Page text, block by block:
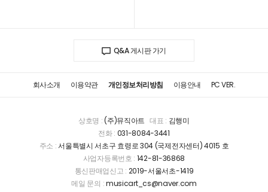
Q&A 게시판 가기
회사소개 이용약관 개인정보처리방침 이용안내 PC VER.
상호명 :(주)뮤직아트 대표 : 김행미
전화 : 031-8084-3441
주소 :서울특별시 서초구 효령로 304 (국제전자센터) 4015 호
사업자등록번호 : 142-81-36868
통신판매업신고 : 2019-서울서초-1419
메일 문의 :musicart_cs@naver.com